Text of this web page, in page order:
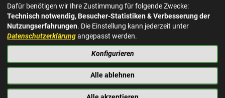
Am Markt 8
27624 Geestland
Tel.: 04743 937-2300
KONTAKT
IMPRESSUM
DATENSCHUTZ
BARRIEREFREIHEIT
NACH OBEN
Dafür benötigen wir Ihre Zustimmung für folgende Zwecke:
Technisch notwendig, Besucher-Statistiken & Verbesserung der
Nutzungserfahrungen. Die Einstellung kann jederzeit unter
Datenschutzerklärungangepasst werden.
Konfigurieren
Alle ablehnen